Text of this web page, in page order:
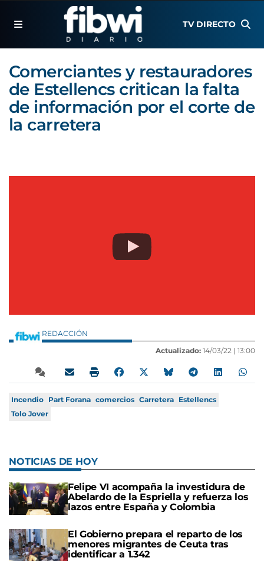
TV DIRECTO
Comerciantes y restauradores
de Estellencs critican la falta
de información por el corte de
la carretera
REDACCIÓN
Actualizado: 14/03/22 | 13:00
Incendio Part Forana comercios Carretera Estellencs
Tolo Jover
NOTICIAS DE HOY
Felipe VI acompaña la investidura de
Abelardo de la Espriella y refuerza los
lazos entre España y Colombia
El Gobierno prepara el reparto de los
menores migrantes de Ceuta tras
identificar a 1.342